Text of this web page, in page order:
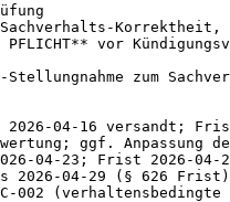
Sachverhalts-
vor
Stellungnahme zum
2026-04-16 versandt;
ggf. Anpassung der
04-23; Frist 2026-
2026-04-29 (§ 626
002